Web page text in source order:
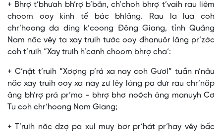
+ Bhrợ t’bhưah bh’rợ b’băn, ch’choh bhrợ t’vaih rau liêm
choom ooy kinh tế bác bhlâng. Rau la lua coh
chr’hoong da ding k’coong Đông Giang, tỉnh Quảng
Nam năc vêy ta xay truih tước ooy đhanuôr lâng pr’zớc
coh t’ruih “Xay truih h’cơnh choom bhrợ cha’:
+ C’nặt t’ruih “Xơợng p’rá xa nay coh Gươl” tuần n’nâu
năc xay truih ooy xa nay zư lêy lâng pa dưr rau chr’năp
âng bh’rợ prá pr’ma - bhrợ bhơ noóch âng manuyh Cơ
Tu coh chr’hoong Nam Giang;
+ T’ruih năc dzợ pa xul muy bơr pr’hát pr’hay vêy bấc